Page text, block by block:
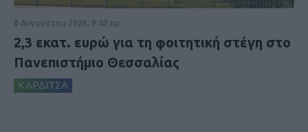
8 Αυγούστου 2026, 9:40 πμ
2,3 εκατ. ευρώ για τη φοιτητική στέγη στο
Πανεπιστήμιο Θεσσαλίας
ΚΑΡΔΙΤΣΑ